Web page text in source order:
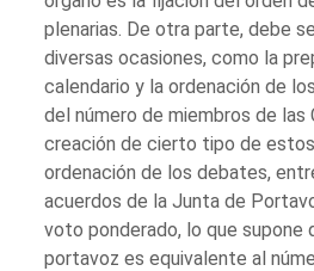
plenarias. De otra parte, debe
diversas ocasiones, como la
calendario y la ordenación de
del número de miembros de las
creación de cierto tipo de
ordenación de los debates,
acuerdos de la Junta de
voto ponderado, lo que supone
portavoz es equivalente al